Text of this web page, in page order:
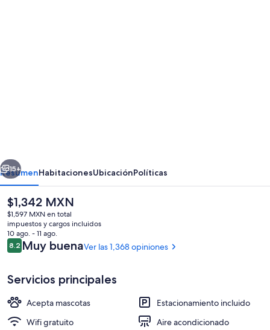
Habitación estándar, para no
Siguiente
15+
ResumenHabitacionesUbicaciónPolíticas
El
precio
actual
es
de
$1,342 MXN
$1,342 MXN
$1,597 MXN en total
impuestos y cargos incluidos
10 ago. - 11 ago.
Opiniones
8.28.2 de 10,
Muy buenaVer las 1,368 opiniones
Servicios principales
Acepta mascotas
Estacionamiento incluido
Wifi gratuito
Aire acondicionado